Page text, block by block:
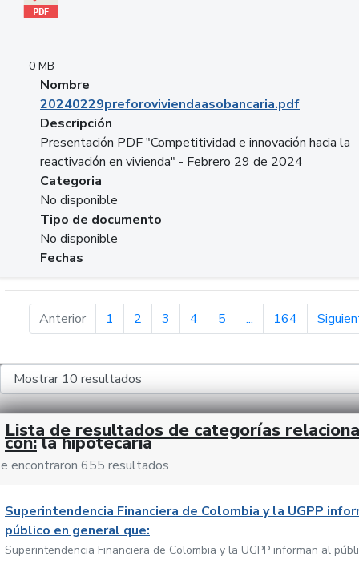
0 MB
Nombre
20240229preforoviviendaasobancaria.pdf
Descripción
Presentación PDF "Competitividad e innovación hacia la
reactivación en vivienda" - Febrero 29 de 2024
Categoria
No disponible
Tipo de documento
No disponible
Fechas
Anteriorpágina anterior
1 2 3 4 5 ... 164
Lista de resultados de categorías
con: la hipotecaria
encontraron 655 resultados
Superintendencia Financiera de Colombia y la UGPP
público en general que:
Superintendencia Financiera de Colombia y la UGPP informan al